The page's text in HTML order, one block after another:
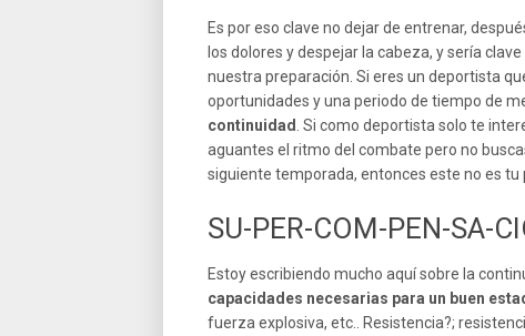
Es por eso clave no dejar de entrenar,
los dolores y despejar la cabeza, y sería
nuestra preparación. Si eres un deportista
oportunidades y una periodo de tiempo de
continuidad . Si como deportista solo te
aguantes el ritmo del combate pero no
siguiente temporada, entonces este no es tu
SU-PER-COM-PEN-SA-
Estoy escribiendo mucho aquí sobre la
capacidades necesarias para un buen
fuerza explosiva, etc.. Resistencia?;